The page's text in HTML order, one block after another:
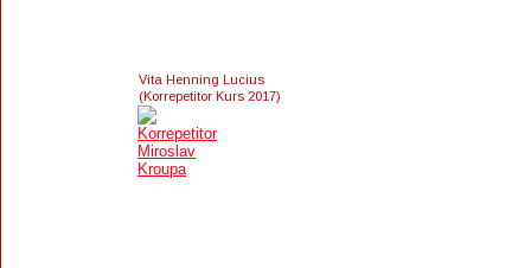
Vita Henning Lucius
(Korrepetitor Kurs 2017)